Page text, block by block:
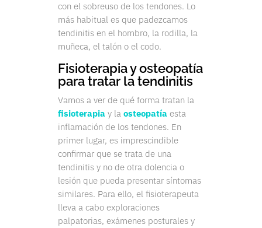
con el sobreuso de los tendones. Lo
más habitual es que padezcamos
tendinitis en el hombro, la rodilla, la
muñeca, el talón o el codo.
Fisioterapia y osteopatía
para tratar la tendinitis
Vamos a ver de qué forma tratan la
fisioterapia y la osteopatía esta
inflamación de los tendones. En
primer lugar, es imprescindible
confirmar que se trata de una
tendinitis y no de otra dolencia o
lesión que pueda presentar síntomas
similares. Para ello, el fisioterapeuta
lleva a cabo exploraciones
palpatorias, exámenes posturales y